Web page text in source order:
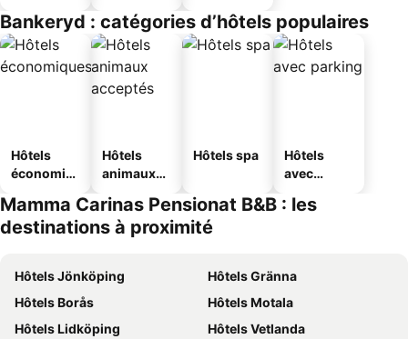
Bankeryd : catégories d’hôtels populaires
Hôtels
économiq
Hôtels
animaux
Hôtels spa
Hôtels
avec
Mamma Carinas Pensionat B&B : les
destinations à proximité
Hôtels Jönköping
Hôtels Gränna
Hôtels Borås
Hôtels Motala
Hôtels Lidköping
Hôtels Vetlanda